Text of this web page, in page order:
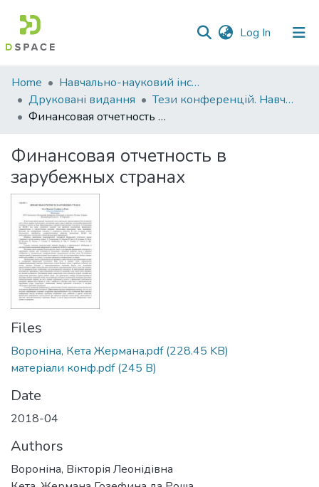
Log In (current)
Communities
&
Collections
Statistics
Home
Навчально-науковий інститут економіки, управління, права та інформаційних технологій
Друковані видання
Тези конференцій. Навчально-науковий інститут економіки, управління, права та інформаційних технологій
Финансовая отчетность в зарубежных странах
Финансовая отчетность в
зарубежных странах
Files
Вороніна, Кета Жермана.pdf(228.45 KB)
матеріали конф.pdf(245 B)
Date
2018-04
Authors
Вороніна, Вікторія Леонідівна